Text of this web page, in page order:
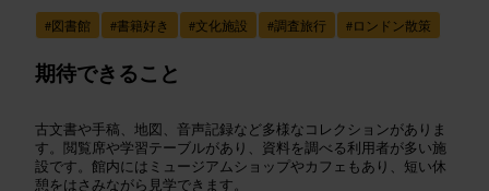
#図書館 #書籍好き #文化施設 #調査旅行 #ロンドン散策
期待できること
古文書や手稿、地図、音声記録など多様なコレクションがありま
す。閲覧席や学習テーブルがあり、資料を調べる利用者が多い施
設です。館内にはミュージアムショップやカフェもあり、短い休
憩をはさみながら見学できます。